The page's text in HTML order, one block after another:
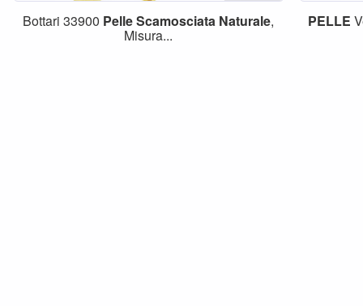
Bottari 33900 PelleScamosciata Naturale,
Misura...
PELLE